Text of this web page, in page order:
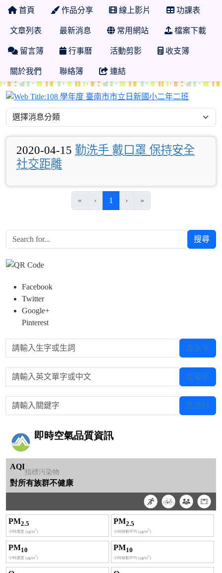
首頁 作品分享 線上影片 功課表
文章列表 最新消息 常用網站 檔案下載
留言簿 行事曆 活動剪影 收支簿
關於我們 聯絡簿 連結
2020-04-15 勤洗手 戴口罩 保持安全
社交距離
« ‹ 1 (目前頁次)
› »
搜尋
Facebook
Twitter
Google+
Pinterest
請輸入生字或生詞 查生字
請輸入英文單字或中文 查單字
請輸入關鍵字 查百科